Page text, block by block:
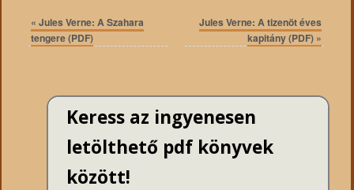
« Jules Verne: A Szahara
tengere (PDF)
Jules Verne: A tizenöt éves
kapitány (PDF) »
Keress az ingyenesen
letölthető pdf könyvek
között!